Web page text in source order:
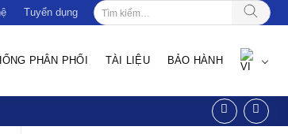
Tuyển dụng
Tìm
kiếm:
PHÂN PHỐI TÀI LIỆU BẢO HÀNH